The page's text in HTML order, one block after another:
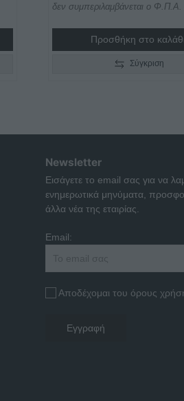
δεν συμπεριλαμβάνεται ο
Προσθήκη στο καλάθι
Σύγκριση
Newsletter
Εισάγετε το email σας για να
ενημερωτικά μηνύματα,
άλλα νέα της εταιρίας.
Email:
Αποδέχομαι του όρους